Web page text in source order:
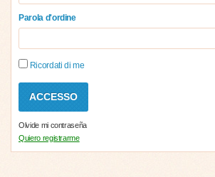
Parola d'ordine
Ricordati di me
Olvide mi contraseña
Quiero registrarme